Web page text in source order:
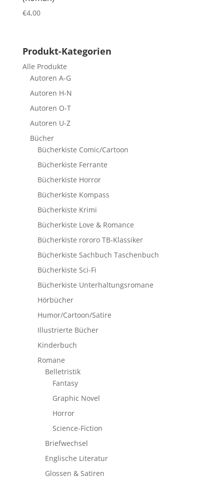
€4,00
Produkt-Kategorien
Alle Produkte
Autoren A-G
Autoren H-N
Autoren O-T
Autoren U-Z
Bücher
Bücherkiste Comic/Cartoon
Bücherkiste Ferrante
Bücherkiste Horror
Bücherkiste Kompass
Bücherkiste Krimi
Bücherkiste Love & Romance
Bücherkiste rororo TB-Klassiker
Bücherkiste Sachbuch Taschenbuch
Bücherkiste Sci-Fi
Bücherkiste Unterhaltungsromane
Hörbücher
Humor/Cartoon/Satire
Illustrierte Bücher
Kinderbuch
Romane
Belletristik
Fantasy
Graphic Novel
Horror
Science-Fiction
Briefwechsel
Englische Literatur
Glossen & Satiren